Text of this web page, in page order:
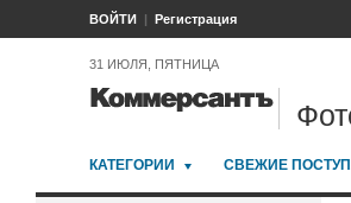
ВОЙТИ Регистрация
31 ИЮЛЯ, ПЯТНИЦА
КАТЕГОРИИ СВЕЖИЕ